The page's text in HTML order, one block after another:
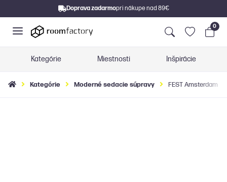
Doprava zadarmopri nákupe nad 89€
0
Kategórie Miestnosti Inšpirácie
Kategórie Moderné sedacie súpravy FEST Amsterdam